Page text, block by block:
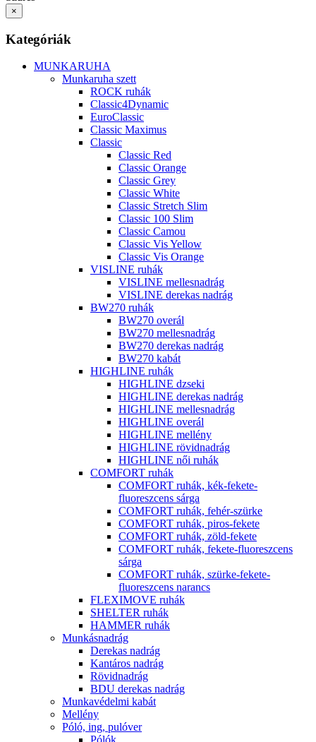
×
Kategóriák
MUNKARUHA
Munkaruha szett
ROCK ruhák
Classic4Dynamic
EuroClassic
Classic Maximus
Classic
Classic Red
Classic Orange
Classic Grey
Classic White
Classic Stretch Slim
Classic 100 Slim
Classic Camou
Classic Vis Yellow
Classic Vis Orange
VISLINE ruhák
VISLINE mellesnadrág
VISLINE derekas nadrág
BW270 ruhák
BW270 overál
BW270 mellesnadrág
BW270 derekas nadrág
BW270 kabát
HIGHLINE ruhák
HIGHLINE dzseki
HIGHLINE derekas nadrág
HIGHLINE mellesnadrág
HIGHLINE overál
HIGHLINE mellény
HIGHLINE rövidnadrág
HIGHLINE női ruhák
COMFORT ruhák
COMFORT ruhák, kék-fekete-
fluoreszcens sárga
COMFORT ruhák, fehér-szürke
COMFORT ruhák, piros-fekete
COMFORT ruhák, zöld-fekete
COMFORT ruhák, fekete-fluoreszcens
sárga
COMFORT ruhák, szürke-fekete-
fluoreszcens narancs
FLEXIMOVE ruhák
SHELTER ruhák
HAMMER ruhák
Munkásnadrág
Derekas nadrág
Kantáros nadrág
Rövidnadrág
BDU derekas nadrág
Munkavédelmi kabát
Mellény
Póló, ing, pulóver